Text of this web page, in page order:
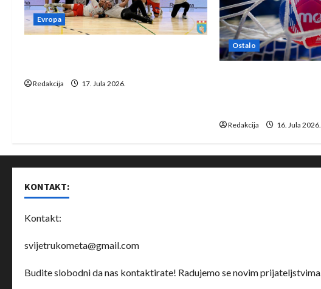
Evropa
Redakcija 17. Jula 2026.
Ostalo
Redakcija 16. Jula 2026.
KONTAKT:
Kontakt:
svijetrukometa@gmail.com
Budite slobodni da nas kontaktirate! Radujemo se novim prijateljstvima.